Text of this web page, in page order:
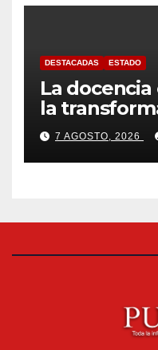
DESTACADAS ESTADO
La
la
UATx
7 AGOSTO, 2026